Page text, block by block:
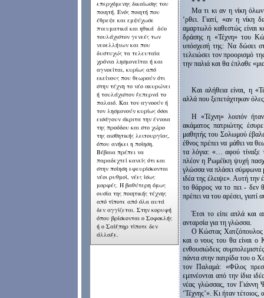
επερχόμενης δικαίωσης του
ποιητή. Ενός ποιητή που
έθρεψε και εμψύχωσε
πνευματικά και ηθικά δύο
τουλάχιστον γενεές των
νεοελλήνων και που
δυστυχώς τα τελευταία
χρόνια λησμονείται ή και
αγνοείται, κυρίως από
εκείνους που θεωρούν ότι
στην τέχνη το νέο ακυρώνει
ή τουλάχιστον ξεπερνά το
παλαιό. Και τον αγνοούν ή
τον λησμονούν κυρίως όσοι
εισάγουν άκριτα την έννοια
της προόδου και στο χώρο
της αισθητικής λειτουργίας,
όπου ανήκει η ποίηση.
Βέβαια πρέπει να
παραδεχτεί κανείς ότι και
στην ποίηση εφευρίσκονται
νέοι ρυθμοί, νέες ίσως
μορφές. Η βαθύτερη όμως
ουσία της ποιητικής τέχνης
από τίποτε από όλα αυτά
δεν αγγίζεται. Στην κορυφή
όπου βρίσκονται ο Σοφοκλής
ή ο Σαίξπηρ τίποτε δεν
άλλαξε.
* * *
Μα τι κι αν η νίκη
‘ρθει. Γιατί, «αν η νίκη
αμαρτωλό καθεστώς είναι
δράσης η «Τέχνη» του
υπόσχεσή της: Να δώσει
τελειώσει τον προορισμό
την παλιά και θα έπλαθε
Και αλήθεια είναι, η
αλλά που ξεπετάχτηκαν
Η «Τέχνη» λοιπόν
ακάματος πατριώτης
μαθητής του Σολωμού
έθνος πρέπει να μάθει να
τα λόγια: «… αφού τίναξε
πλέον η Ρωμέϊκη ψυχή
γλώσσα να πλάσει σύμφωνα
ιδέα της έλειψε». Αυτή
το θάρρος να το πει - δεν
πρέπει να του αρέσει, γιατί
Έτσι το είπε απλά και
ανταρσία για τη γλώσσα.
Ο Κώστας Χατζόπουλος
και ο νους του θα είναι ο
ενθουσιώδεις
πάντα στην πατρίδα του ο
τον Παλαμά: «Φίλος
εμπνέονται από την ίδια
νέας γλώσσας, τον Γιάννη
‘Τέχνης’». Κι ήταν τέτοιος,